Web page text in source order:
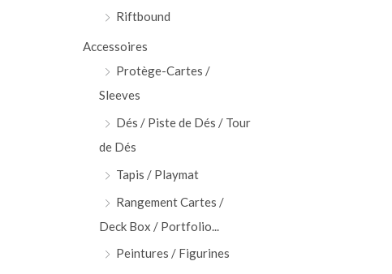
Riftbound
Accessoires
Protège-Cartes /
Sleeves
Dés / Piste de Dés / Tour
de Dés
Tapis / Playmat
Rangement Cartes /
Deck Box / Portfolio...
Peintures / Figurines